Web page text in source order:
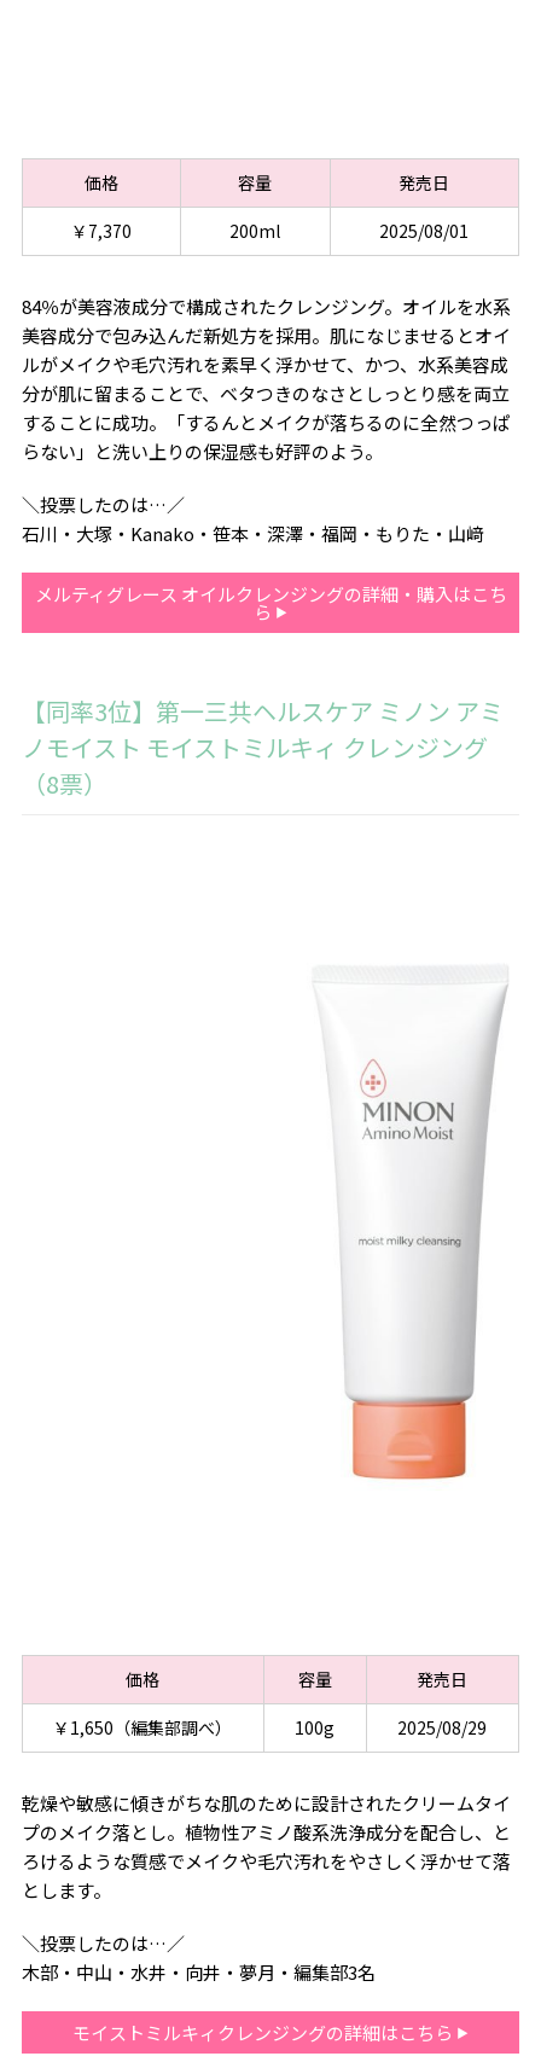
価格 容量
発売日
￥7,370
200ml 2025/08/01
84％が美容液成分で構成されたクレンジング。オイルを水系
美容成分で包み込んだ新処方を採用。肌になじませるとオイ
ルがメイクや毛穴汚れを素早く浮かせて、かつ、水系美容成
分が肌に留まることで、ベタつきのなさとしっとり感を両立
することに成功。「するんとメイクが落ちるのに全然つっぱ
らない」と洗い上りの保湿感も好評のよう。
＼投票したのは…／
石川・大塚・Kanako・笹本・深澤・福岡・もりた・山﨑
メルティグレース オイルクレンジングの詳細・購入はこち
ら
【同率3位】第一三共ヘルスケア ミノン アミ
ノモイスト モイストミルキィ クレンジング
（8票）
価格 容量
発売日
￥1,650（編集部調べ）
100g 2025/08/29
乾燥や敏感に傾きがちな肌のために設計されたクリームタイ
プのメイク落とし。植物性アミノ酸系洗浄成分を配合し、と
ろけるような質感でメイクや毛穴汚れをやさしく浮かせて落
とします。
＼投票したのは…／
木部・中山・水井・向井・夢月・編集部3名
モイストミルキィクレンジングの詳細はこちら